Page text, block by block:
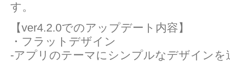
す。
【ver4.2.0でのアップデート内容】
・フラットデザイン
-アプリのテーマにシンプルなデザインを